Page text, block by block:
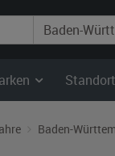
Baden-